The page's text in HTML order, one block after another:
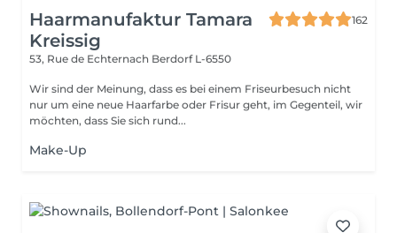
Haarmanufaktur Tamara
Kreissig
162
53, Rue de Echternach Berdorf L-6550
Wir sind der Meinung, dass es bei einem Friseurbesuch nicht
nur um eine neue Haarfarbe oder Frisur geht, im Gegenteil, wir
möchten, dass Sie sich rund...
Make-Up